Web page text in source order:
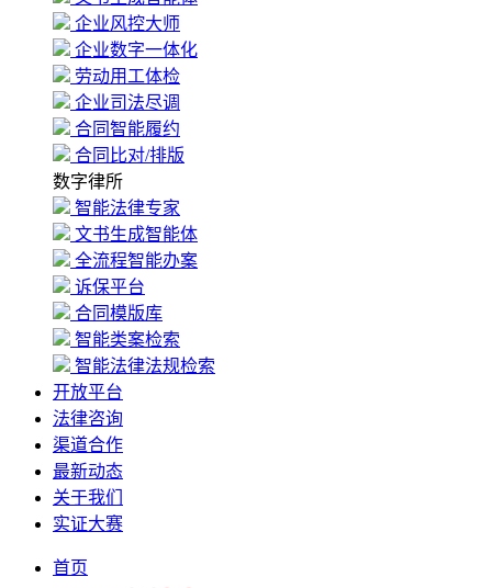
企业风控大师
企业数字一体化
劳动用工体检
企业司法尽调
合同智能履约
合同比对/排版
数字律所
智能法律专家
文书生成智能体
全流程智能办案
诉保平台
合同模版库
智能类案检索
智能法律法规检索
开放平台
法律咨询
渠道合作
最新动态
关于我们
实证大赛
首页